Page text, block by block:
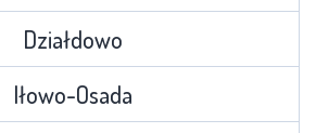
Działdowo
Iłowo-Osada